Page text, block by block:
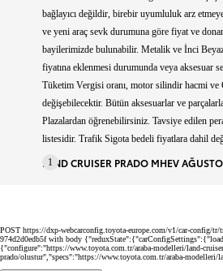
bağlayıcı değildir, birebir uyumluluk arz
ve yeni araç sevk durumuna göre fiyat ve
bayilerimizde bulunabilir. Metalik ve İnci
fiyatına eklenmesi durumunda veya aksesuar
Tüketim Vergisi oranı, motor silindir hacmi ve
değişebilecektir. Bütün aksesuarlar ve
Plazalardan öğrenebilirsiniz. Tavsiye edilen
listesidir. Trafik Sigota bedeli fiyatlara dahil
1
LAND CRUISER PRADO MHEV
POST https://dxp-webcarconfig.toyota-europe.com/v1/car-config/tr/
974d2d0edb5f with body
{"configure":"https://www.toyota.com.tr/araba-modelleri/land-
prado/olustur","specs":"https://www.toyota.com.tr/araba-